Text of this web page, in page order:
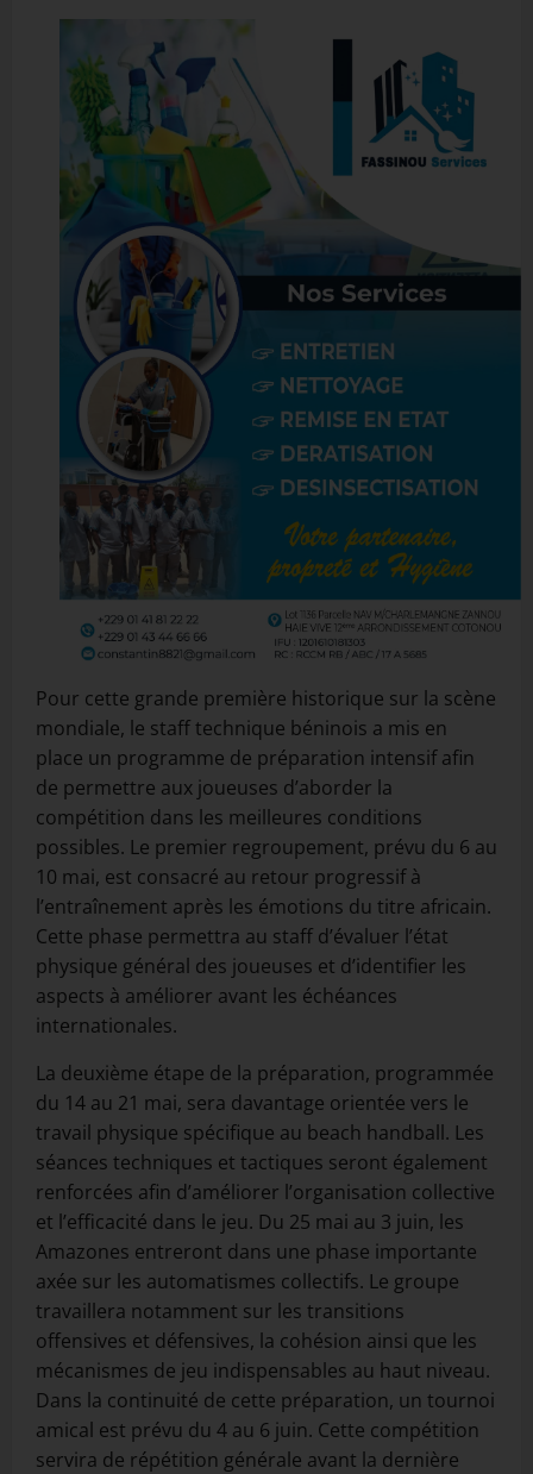
Pour cette grande première historique sur la scène
mondiale, le staff technique béninois a mis en
place un programme de préparation intensif afin
de permettre aux joueuses d’aborder la
compétition dans les meilleures conditions
possibles. Le premier regroupement, prévu du 6 au
10 mai, est consacré au retour progressif à
l’entraînement après les émotions du titre africain.
Cette phase permettra au staff d’évaluer l’état
physique général des joueuses et d’identifier les
aspects à améliorer avant les échéances
internationales.
La deuxième étape de la préparation, programmée
du 14 au 21 mai, sera davantage orientée vers le
travail physique spécifique au beach handball. Les
séances techniques et tactiques seront également
renforcées afin d’améliorer l’organisation collective
et l’efficacité dans le jeu. Du 25 mai au 3 juin, les
Amazones entreront dans une phase importante
axée sur les automatismes collectifs. Le groupe
travaillera notamment sur les transitions
offensives et défensives, la cohésion ainsi que les
mécanismes de jeu indispensables au haut niveau.
Dans la continuité de cette préparation, un tournoi
amical est prévu du 4 au 6 juin. Cette compétition
servira de répétition générale avant la dernière